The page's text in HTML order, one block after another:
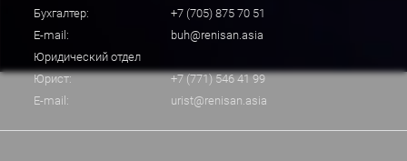
Бухгалтер:
+7 (705) 875 70 51
E-mail:
buh@renisan.asia
Юридический отдел
Юрист:
+7 (771) 546 41 99
E-mail:
urist@renisan.asia